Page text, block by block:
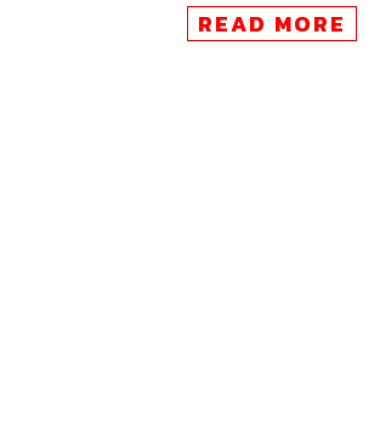
ผลิตภัณฑ์นี้เป็นการผสมผสานระหว่างไมโคร
และชิปกราฟิก ซึ่งสร้างขึ้นด้วยการสนับสนุน
READ MORE